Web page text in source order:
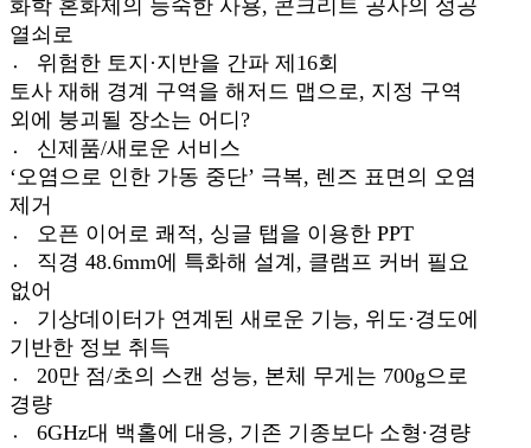
화학 혼화제의 능숙한 사용, 콘크리트 공사의 성공
열쇠로
〮 위험한 토지·지반을 간파 제16회
토사 재해 경계 구역을 해저드 맵으로, 지정 구역
외에 붕괴될 장소는 어디?
〮 신제품/새로운 서비스
‘오염으로 인한 가동 중단’ 극복, 렌즈 표면의 오염
제거
〮 오픈 이어로 쾌적, 싱글 탭을 이용한 PPT
〮 직경 48.6mm에 특화해 설계, 클램프 커버 필요
없어
〮 기상데이터가 연계된 새로운 기능, 위도·경도에
기반한 정보 취득
〮 20만 점/초의 스캔 성능, 본체 무게는 700g으로
경량
〮 6GHz대 백홀에 대응, 기존 기종보다 소형∙경량